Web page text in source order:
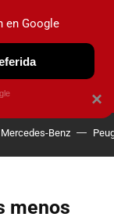
Mercedes-Benz
menos
×
en Google